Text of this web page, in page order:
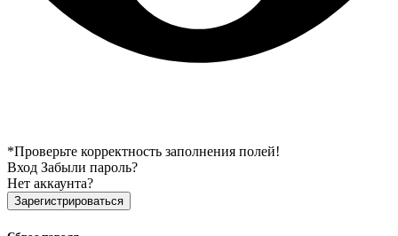
*Проверьте корректность заполнения полей!
Вход Забыли пароль?
Нет аккаунта?
Зарегистрироваться